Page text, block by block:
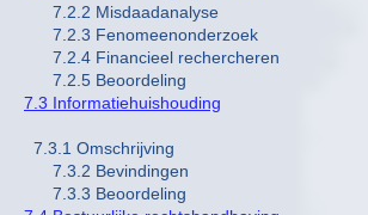
7.2.2 Misdaadanalyse
7.2.3 Fenomeenonderzoek
7.2.4 Financieel rechercheren
7.2.5 Beoordeling
7.3 Informatiehuishouding
7.3.1 Omschrijving
7.3.2 Bevindingen
7.3.3 Beoordeling